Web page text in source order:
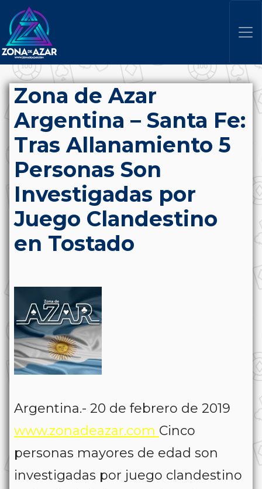
Zona de Azar
Argentina – Santa Fe:
Tras Allanamiento 5
Personas Son
Investigadas por
Juego Clandestino
en Tostado
Argentina.- 20 de febrero de 2019
www.zonadeazar.com Cinco
personas mayores de edad son
investigadas por juego clandestino